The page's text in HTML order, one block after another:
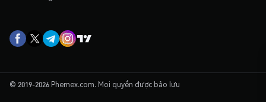
© 2019-2026 Phemex.com. Mọi quyền được bảo lưu